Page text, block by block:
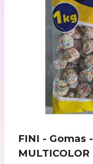
FINI - Gomas
MULTICOLOR